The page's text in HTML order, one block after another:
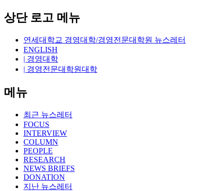
상단 로고 메뉴
연세대학교 경영대학/경영전문대학원 뉴스레터
ENGLISH
| 경영대학
| 경영전문대학원대학
메뉴
최근 뉴스레터
FOCUS
INTERVIEW
COLUMN
PEOPLE
RESEARCH
NEWS BRIEFS
DONATION
지난 뉴스레터